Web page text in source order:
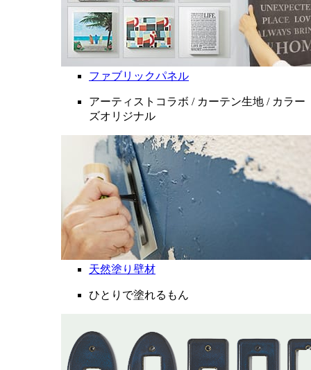
ファブリックパネル
アーティストコラボ / カーテン生地 / カラー
ズオリジナル
天然塗り壁材
ひとりで塗れるもん